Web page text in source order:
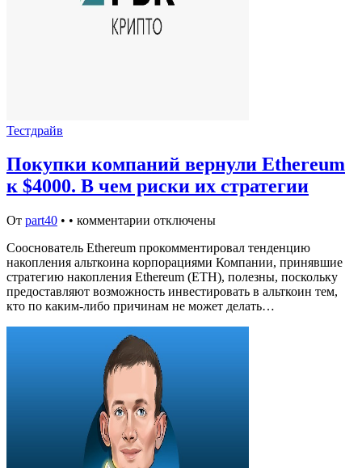
Тестдрайв
Покупки компаний вернули Ethereum
к $4000. В чем риски их стратегии
От part40 • • комментарии отключены
Сооснователь Ethereum прокомментировал тенденцию
накопления альткоина корпорациями Компании, принявшие
стратегию накопления Ethereum (ETH), полезны, поскольку
предоставляют возможность инвестировать в альткоин тем,
кто по каким-либо причинам не может делать…